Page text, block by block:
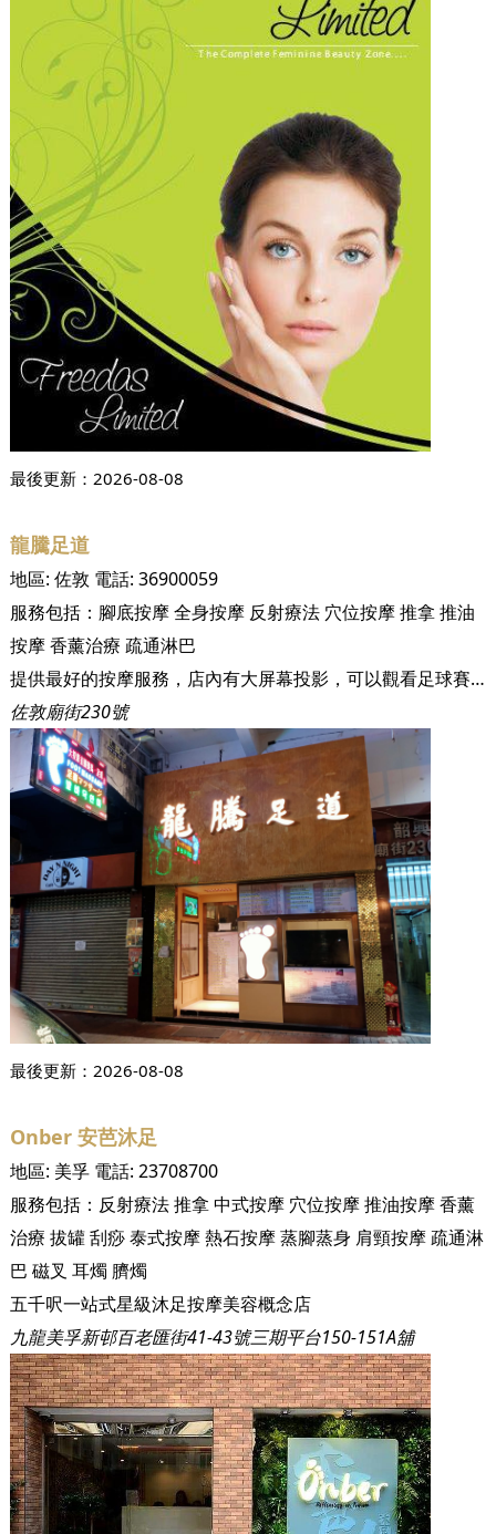
最後更新： 2026-08-08
龍騰足道
地區: 佐敦 電話: 36900059
服務包括： 腳底按摩全身按摩 反射療法 穴位按摩推拿推油
按摩香薰治療 疏通淋巴
提供最好的按摩服務，店內有大屏幕投影，可以觀看足球賽事和賽马
佐敦廟街230號
最後更新： 2026-08-08
Onber 安芭沐足
地區: 美孚電話: 23708700
服務包括： 反射療法推拿中式按摩 穴位按摩推油按摩香薰
治療 拔罐刮痧泰式按摩熱石按摩蒸腳蒸身 肩頸按摩疏通淋
巴 磁叉 耳燭 臍燭
五千呎一站式星級沐足按摩美容概念店
九龍美孚新邨百老匯街41-43號三期平台150-151A舖